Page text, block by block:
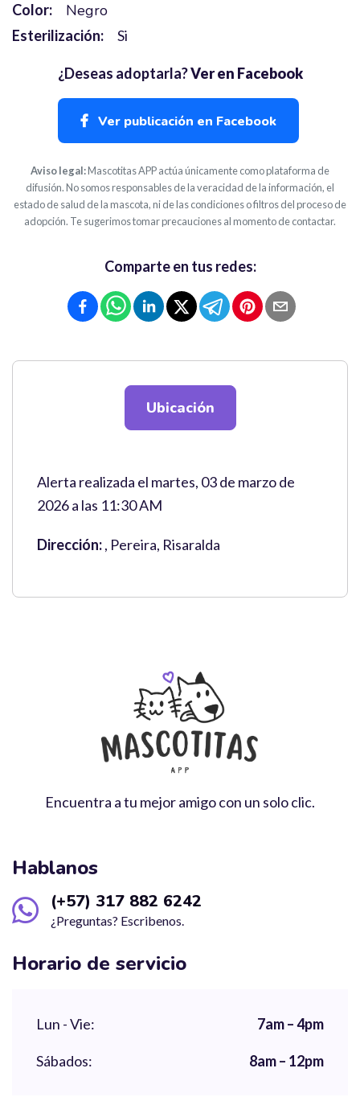
Color:
Negro
Esterilización: Si
¿Deseas adoptarla?Ver en Facebook
Ver publicación en Facebook
Aviso legal:Mascotitas APP actúa únicamente como plataforma de
difusión. No somos responsables de la veracidad de la información, el
estado de salud de la mascota, ni de las condiciones o filtros del proceso de
adopción. Te sugerimos tomar precauciones al momento de contactar.
Comparte en tus redes:
Ubicación
Alerta realizada el martes, 03 de marzo de
2026 a las 11:30 AM
Dirección:, Pereira, Risaralda
Encuentra a tu mejor amigo con un solo clic.
Hablanos
(+57) 317 882 6242
¿Preguntas? Escribenos.
Horario de servicio
Lun - Vie: 7am – 4pm
Sábados: 8am – 12pm